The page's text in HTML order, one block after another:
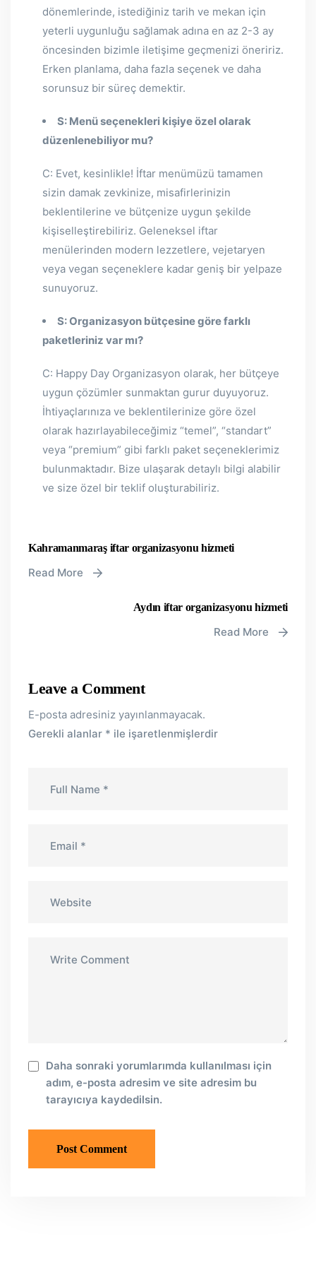
dönemlerinde, istediğiniz tarih ve mekan için
yeterli uygunluğu sağlamak adına en az 2-3 ay
öncesinden bizimle iletişime geçmenizi öneririz.
Erken planlama, daha fazla seçenek ve daha
sorunsuz bir süreç demektir.
S: Menü seçenekleri kişiye özel olarak
düzenlenebiliyor mu?
C: Evet, kesinlikle! İftar menümüzü tamamen
sizin damak zevkinize, misafirlerinizin
beklentilerine ve bütçenize uygun şekilde
kişiselleştirebiliriz. Geleneksel iftar
menülerinden modern lezzetlere, vejetaryen
veya vegan seçeneklere kadar geniş bir yelpaze
sunuyoruz.
S: Organizasyon bütçesine göre farklı
paketleriniz var mı?
C: Happy Day Organizasyon olarak, her bütçeye
uygun çözümler sunmaktan gurur duyuyoruz.
İhtiyaçlarınıza ve beklentilerinize göre özel
olarak hazırlayabileceğimiz “temel”, “standart”
veya “premium” gibi farklı paket seçeneklerimiz
bulunmaktadır. Bize ulaşarak detaylı bilgi alabilir
ve size özel bir teklif oluşturabiliriz.
Kahramanmaraş iftar organizasyonu hizmeti
Read More
Aydın iftar organizasyonu hizmeti
Read More
Leave a Comment
E-posta adresiniz yayınlanmayacak.
Gerekli alanlar * ile işaretlenmişlerdir
Daha sonraki yorumlarımda kullanılması için
adım, e-posta adresim ve site adresim bu
tarayıcıya kaydedilsin.